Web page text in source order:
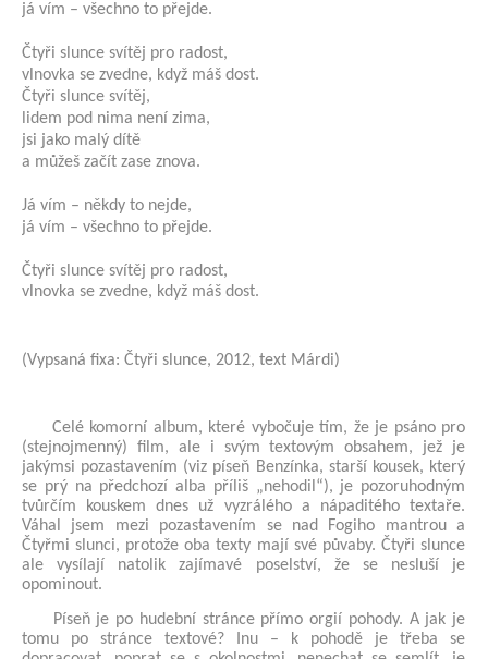
já vím – všechno to přejde.
Čtyři slunce svítěj pro radost,
vlnovka se zvedne, když máš dost.
Čtyři slunce svítěj,
lidem pod nima není zima,
jsi jako malý dítě
a můžeš začít zase znova.
Já vím – někdy to nejde,
já vím – všechno to přejde.
Čtyři slunce svítěj pro radost,
vlnovka se zvedne, když máš dost.
(Vypsaná fixa: Čtyři slunce, 2012, text Márdi)
Celé komorní album, které vybočuje tím, že je psáno pro
(stejnojmenný) film, ale i svým textovým obsahem, jež je
jakýmsi pozastavením (viz píseň Benzínka, starší kousek, který
se prý na předchozí alba příliš „nehodil“), je pozoruhodným
tvůrčím kouskem dnes už vyzrálého a nápaditého textaře.
Váhal jsem mezi pozastavením se nad Fogiho mantrou a
Čtyřmi slunci, protože oba texty mají své půvaby. Čtyři slunce
ale vysílají natolik zajímavé poselství, že se nesluší je
opominout.
Píseň je po hudební stránce přímo orgií pohody. A jak je
tomu po stránce textové? Inu – k pohodě je třeba se